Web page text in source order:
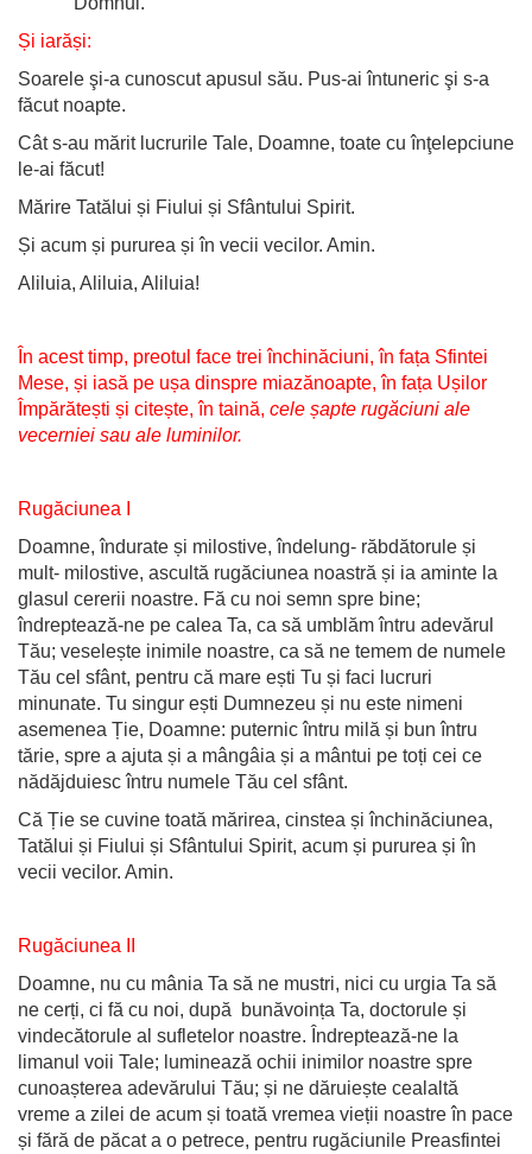
Și iarăși:
Soarele şi-a cunoscut apusul său. Pus-ai întuneric şi s-a
făcut noapte.
Cât s-au mărit lucrurile Tale, Doamne, toate cu înţelepciune
le-ai făcut!
Mărire Tatălui și Fiului și Sfântului Spirit.
Și acum și pururea și în vecii vecilor. Amin.
Aliluia, Aliluia, Aliluia!
În acest timp, preotul face trei închinăciuni, în fața Sfintei
Mese, și iasă pe ușa dinspre miazănoapte, în fața Ușilor
Împărătești și citește, în taină, cele șapte rugăciuni ale
vecerniei sau ale luminilor.
Rugăciunea I
Doamne, îndurate și milostive, îndelung- răbdătorule și
mult- milostive, ascultă rugăciunea noastră și ia aminte la
glasul cererii noastre. Fă cu noi semn spre bine;
îndreptează-ne pe calea Ta, ca să umblăm întru adevărul
Tău; veselește inimile noastre, ca să ne temem de numele
Tău cel sfânt, pentru că mare ești Tu și faci lucruri
minunate. Tu singur ești Dumnezeu și nu este nimeni
asemenea Ție, Doamne: puternic întru milă și bun întru
tărie, spre a ajuta și a mângâia și a mântui pe toți cei ce
nădăjduiesc întru numele Tău cel sfânt.
Că Ție se cuvine toată mărirea, cinstea și închinăciunea,
Tatălui și Fiului și Sfântului Spirit, acum și pururea și în
vecii vecilor. Amin.
Rugăciunea II
Doamne, nu cu mânia Ta să ne mustri, nici cu urgia Ta să
ne cerți, ci fă cu noi, după bunăvoința Ta, doctorule și
vindecătorule al sufletelor noastre. Îndreptează-ne la
limanul voii Tale; luminează ochii inimilor noastre spre
cunoașterea adevărului Tău; și ne dăruiește cealaltă
vreme a zilei de acum și toată vremea vieții noastre în pace
și fără de păcat a o petrece, pentru rugăciunile Preasfintei